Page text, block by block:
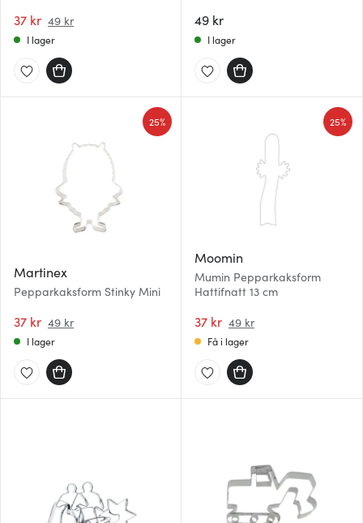
37 kr 49 kr
I lager
49 kr
I lager
Martinex
Pepparkaksform Stinky Mini
37 kr 49 kr
25%
I lager
Moomin
Mumin Pepparkaksform
Hattifnatt 13 cm
37 kr 49 kr
25%
Få i lager